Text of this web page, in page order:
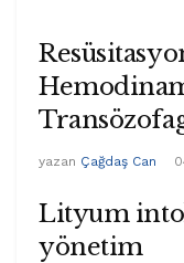
yazan Çağdaş Can
Lityum
yönetim